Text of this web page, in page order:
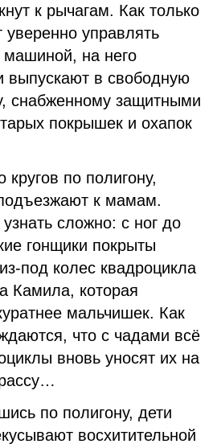
к рычагам. Как только
уверенно управлять
машиной, на него
в свободную
снабженному защитными
покрышек и охапок
кругов по полигону,
к мамам.
сложно: с ног до
гонщики покрыты
под колес квадроцикла
Камила, которая
мальчишек. Как
что с чадами всё
вновь уносят их на
по полигону, дети
восхитительной